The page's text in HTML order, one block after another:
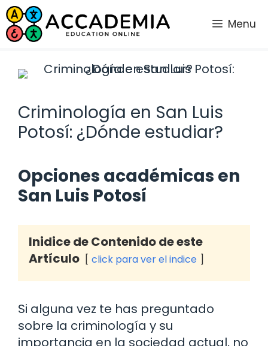
Saltar
al
contenido
Menu
Criminología en San Luis
Potosí: ¿Dónde estudiar?
Opciones académicas en
San Luis Potosí
Inidice de Contenido de este
Artículo
click para ver el indice
Si alguna vez te has preguntado
sobre la criminología y su
importancia en la sociedad actual, no